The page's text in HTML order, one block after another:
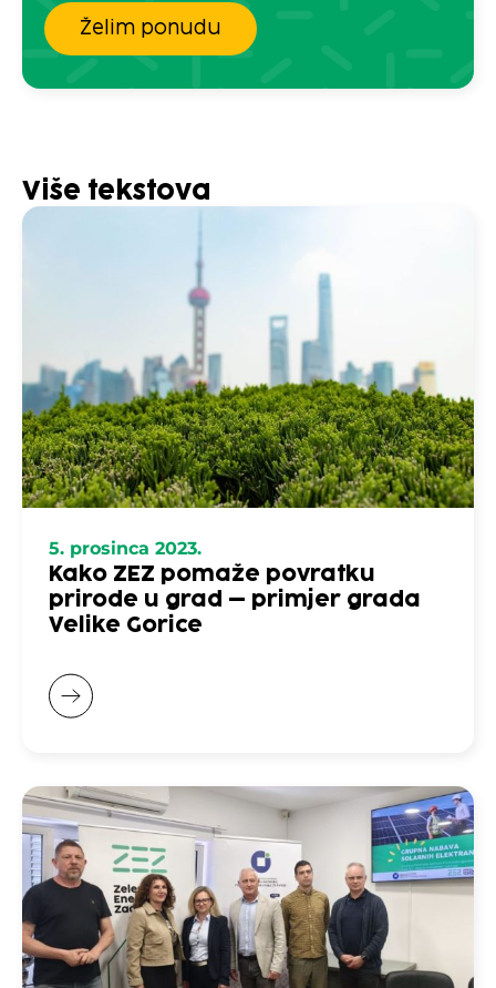
Želim ponudu
Više tekstova
5. prosinca 2023.
Kako ZEZ pomaže povratku
prirode u grad – primjer grada
Velike Gorice